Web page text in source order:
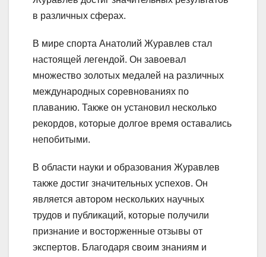
в различных сферах.
В мире спорта Анатолий Журавлев стал
настоящей легендой. Он завоевал
множество золотых медалей на различных
международных соревнованиях по
плаванию. Также он установил несколько
рекордов, которые долгое время оставались
непобитыми.
В области науки и образования Журавлев
также достиг значительных успехов. Он
является автором нескольких научных
трудов и публикаций, которые получили
признание и восторженные отзывы от
экспертов. Благодаря своим знаниям и